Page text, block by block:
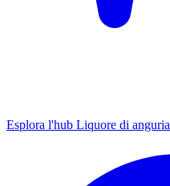
Esplora l'hub Liquore di anguria